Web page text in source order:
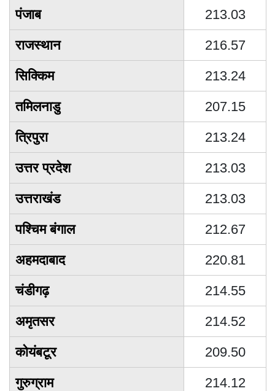
पंजाब
213.03
राजस्थान
216.57
सिक्किम
213.24
तमिलनाडु
207.15
त्रिपुरा
213.24
उत्तर प्रदेश
213.03
उत्तराखंड
213.03
पश्चिम बंगाल
212.67
अहमदाबाद
220.81
चंडीगढ़
214.55
अमृतसर
214.52
कोयंबटूर
209.50
गुरुग्राम
214.12